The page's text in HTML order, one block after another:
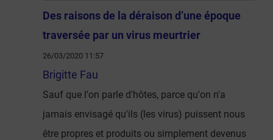
Des raisons de la déraison d’une époque
traversée par un virus meurtrier
26/03/2020 11:57
Brigitte Fau
Sauf que l'on parle d'hôtes, parce qu'on n'a
jamais envisagé qu'ils (les virus) puissent nous
être propres et produits ou simplement devenus